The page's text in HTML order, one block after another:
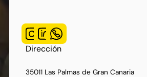
Dirección
35011 Las Palmas de Gran Canaria